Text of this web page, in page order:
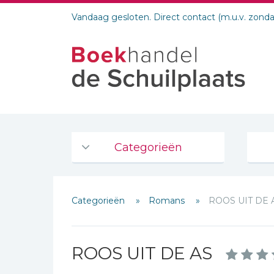
Vandaag gesloten. Direct contact (m.u.v.
Categorieën
De Bijbel
Bijbelse Dagboeken 2026
Bijbelstudie groepen
Categorieën Romans ROOS UIT DE
ROOS UIT DE AS